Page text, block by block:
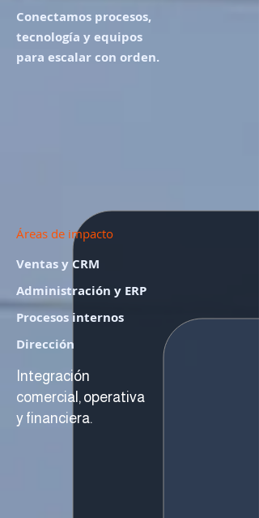
Conectamos procesos,
tecnología y equipos
para escalar con orden.
Áreas de impacto
Ventas y CRM
Administración y ERP
Procesos internos
Dirección
Integración
comercial, operativa
y financiera.